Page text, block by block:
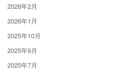
2026年2月
2026年1月
2025年10月
2025年9月
2025年7月